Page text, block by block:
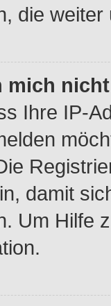
die
mich
Ihre IP-
damit
Um Hilfe